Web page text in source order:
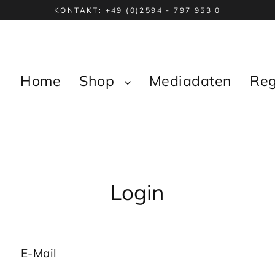
KONTAKT: +49 (0)2594 - 797 953 0
Home Shop Mediadaten
Login
E-Mail